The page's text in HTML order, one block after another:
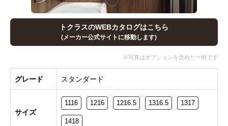
トクラスのWEBカタログはこちら
(メーカー公式サイトに移動します)
グレード スタンダード
サイズ
1116 1216 1216.5 1316.5 1317
1418